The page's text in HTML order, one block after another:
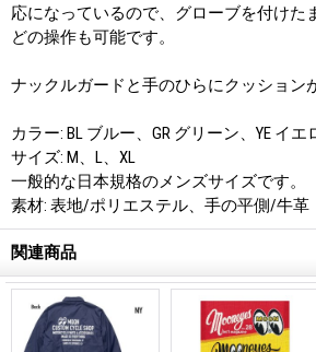
応になっているので、グローブを付けた
どの操作も可能です。
ナックルガードと手のひらにクッション
カラー: BL ブルー、GR グリーン、YE イエ
サイズ: M、L、XL
一般的な日本規格のメンズサイズです。
素材: 表地/ポリエステル、手の平側/牛革
関連商品